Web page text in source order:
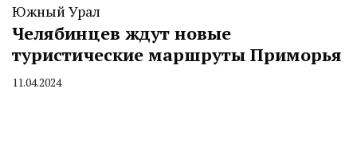
Южный Урал
Челябинцев ждут новые
туристические маршруты Приморья
By
11.04.2024